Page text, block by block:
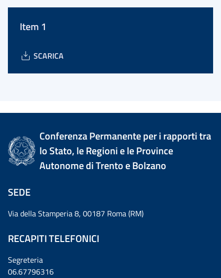
Item 1
SCARICA
Conferenza Permanente per i rapporti tra
lo Stato, le Regioni e le Province
Autonome di Trento e Bolzano
SEDE
Via della Stamperia 8, 00187 Roma (RM)
RECAPITI TELEFONICI
Segreteria
06.67796316